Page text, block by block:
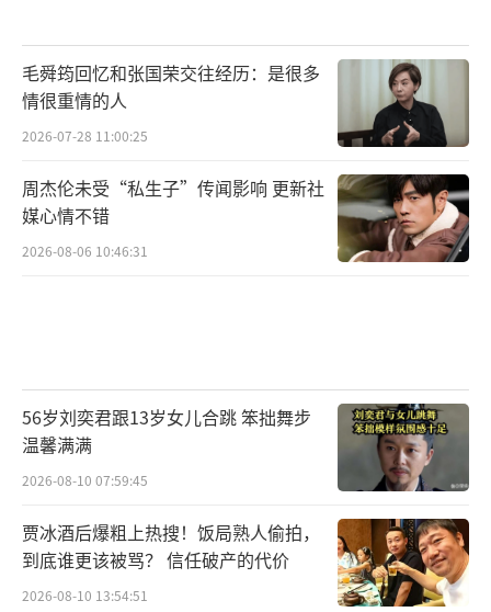
毛舜筠回忆和张国荣交往经历：是很多
情很重情的人
2026-07-28 11:00:25
周杰伦未受“私生子”传闻影响 更新社
媒心情不错
2026-08-06 10:46:31
56岁刘奕君跟13岁女儿合跳 笨拙舞步
温馨满满
2026-08-10 07:59:45
贾冰酒后爆粗上热搜！饭局熟人偷拍，
到底谁更该被骂？ 信任破产的代价
2026-08-10 13:54:51